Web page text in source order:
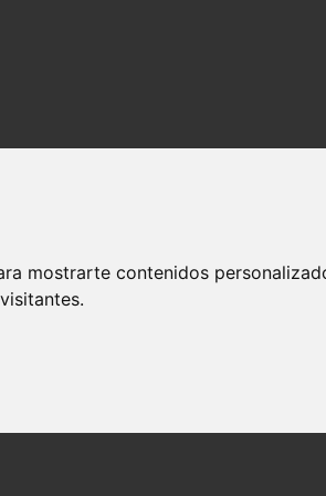
mostrarte contenidos